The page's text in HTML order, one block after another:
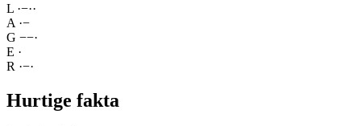
L ·−··
A ·−
G −−·
E ·
R ·−·
Hurtige fakta